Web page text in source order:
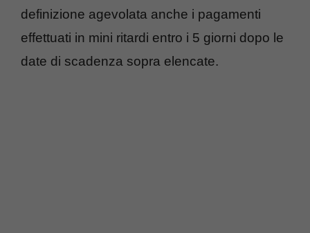
definizione agevolata anche i pagamenti
effettuati in mini ritardi entro i 5 giorni dopo le
date di scadenza sopra elencate.